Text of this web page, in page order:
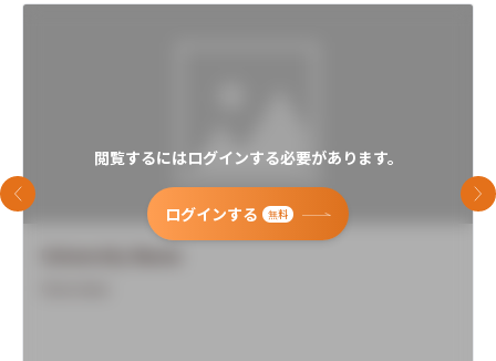
閲覧するにはログインする必要があります。
ログインする 無料
前のスライド 次